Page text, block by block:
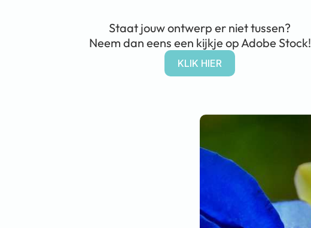
Staat jouw ontwerp er niet tussen?
Neem dan eens een kijkje op Adobe Stock!
KLIK HIER